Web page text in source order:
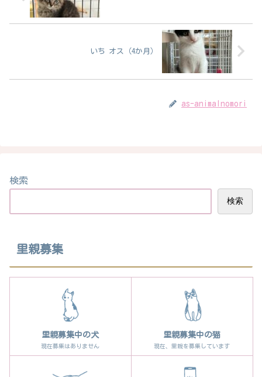
いち オス（4か月）
as-animalnomori
検索
検索
里親募集
里親募集中の犬
現在募集はありません
里親募集中の猫
現在、里親を募集しています